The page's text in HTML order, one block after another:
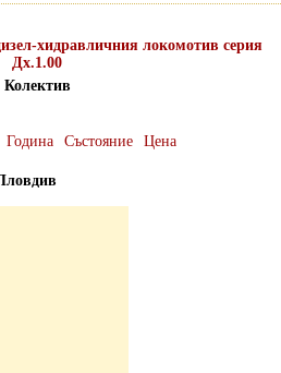
хидравличния локомотив серия
Дх.1.00
Колектив
Година Състояние Цена